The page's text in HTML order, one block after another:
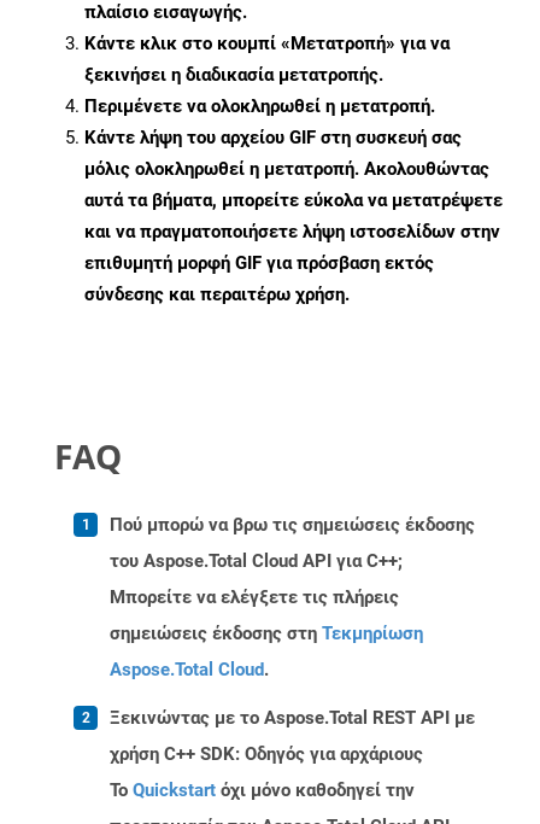
πλαίσιο εισαγωγής.
Κάντε κλικ στο κουμπί «Μετατροπή» για να
ξεκινήσει η διαδικασία μετατροπής.
Περιμένετε να ολοκληρωθεί η μετατροπή.
Κάντε λήψη του αρχείου GIF στη συσκευή σας
μόλις ολοκληρωθεί η μετατροπή. Ακολουθώντας
αυτά τα βήματα, μπορείτε εύκολα να μετατρέψετε
και να πραγματοποιήσετε λήψη ιστοσελίδων στην
επιθυμητή μορφή GIF για πρόσβαση εκτός
σύνδεσης και περαιτέρω χρήση.
FAQ
Πού μπορώ να βρω τις σημειώσεις έκδοσης
του Aspose.Total Cloud API για C++;
Μπορείτε να ελέγξετε τις πλήρεις
σημειώσεις έκδοσης στη Τεκμηρίωση
Aspose.Total Cloud.
Ξεκινώντας με το Aspose.Total REST API με
χρήση C++ SDK: Οδηγός για αρχάριους
Το Quickstart όχι μόνο καθοδηγεί την